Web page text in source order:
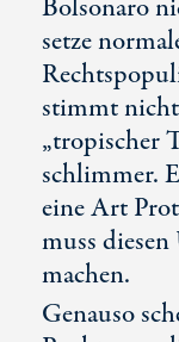
Bolsonaro
setze
stimmt
„tropischer
schlimmer.
eine Art
muss
machen.
Genauso